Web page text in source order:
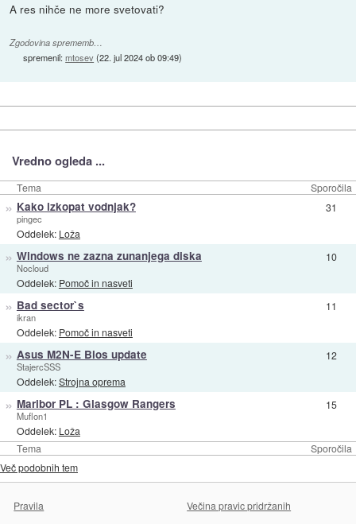
A res nihče ne more svetovati?
Zgodovina sprememb…
spremenil:mtosev(22. jul 2024 ob 09:49)
Vredno ogleda ...
Tema Sporočila
Tema Sporočila
» Kako izkopat vodnjak?
pingec
Oddelek: Loža
31
» Windows ne zazna zunanjega diska
Nocloud
Oddelek: Pomoč in nasveti
10
» Bad sector`s
ikran
Oddelek: Pomoč in nasveti
11
» Asus M2N-E Bios update
StajercSSS
Oddelek:Strojna oprema
12
» Maribor PL : Glasgow Rangers
Muflon1
Oddelek: Loža
15
Več podobnih tem
Pravila
Večina pravic pridržanih